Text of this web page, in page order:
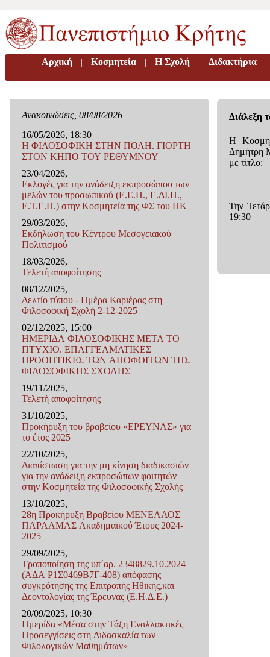
Αρχική Κοσμητεία H Σχολή Διδακτήρια
Ανακοινώσεις, 08/08/2026
16/05/2026, 18:30
Η ΦΙΛΟΣΟΦΙΚΗ ΣΤΗΝ ΠΟΛΗ. ΓΙΟΡΤΗ
ΣΤΟΝ ΚΗΠΟ ΤΟΥ ΡΕΘΥΜΝΟΥ
23/04/2026,
Εκλογές για την ανάδειξη εκπροσώπου των
μελών του προσωπικού (Ε.Ε.Π., Ε.ΔΙ.Π.,
Ε.Τ.Ε.Π.) στην Κοσμητεία της ΦΣ του ΠΚ
29/03/2026,
Eκδήλωση του Κέντρου Μεσογειακού
Πολιτισμού
18/03/2026,
Τελετή αποφοίτησης
08/12/2025,
Δελτίο τύπου - Ημέρα Καριέρας στη
Φιλοσοφική Σχολή 2-12-2025
02/12/2025, 15:00
ΗΜΕΡΙΔΑ ΦΙΛΟΣΟΦΙΚΗΣ ΜΕΤΑ ΤΟ
ΠΤΥΧΙΟ. ΕΠΑΓΓΕΛΜΑΤΙΚΕΣ
ΠΡΟΟΠΤΙΚΕΣ ΤΩΝ ΑΠΟΦΟΙΤΩΝ ΤΗΣ
ΦΙΛΟΣΟΦΙΚΗΣ ΣΧΟΛΗΣ
19/11/2025,
Τελετή αποφοίτησης
31/10/2025,
Προκήρυξη του βραβείου «ΕΡΕΥΝΑΣ» για
το έτος 2025
22/10/2025,
Διαπίστωση για την μη κίνηση διαδικασιών
για την ανάδειξη εκπροσώπων φοιτητών
στην Κοσμητεία της Φιλοσοφικής Σχολής
13/10/2025,
28η Προκήρυξη Βραβείου ΜΕΝΕΛΑΟΣ
ΠΑΡΛΑΜΑΣ Ακαδημαϊκού Έτους 2024-
2025
29/09/2025,
Τροποποίηση της υπ΄αρ. 2348829.10.2024
(ΑΔΑ Ρ1Σ0469Β7Γ-408) απόφασης
συγκρότησης της Επιτροπής Ηθικής,και
Δεοντολογίας της Έρευνας (Ε.Η.Δ.Ε.)
20/09/2025, 10:30
Ημερίδα «Μέσα στην Τάξη Εναλλακτικές
Προσεγγίσεις στη Διδασκαλία των
Φιλολογικών Μαθημάτων»
Διάλεξη
Η
Δημήτρη
με τίτλο:
Την
19:30